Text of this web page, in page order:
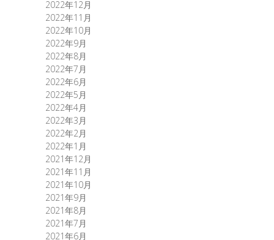
2022年12月
2022年11月
2022年10月
2022年9月
2022年8月
2022年7月
2022年6月
2022年5月
2022年4月
2022年3月
2022年2月
2022年1月
2021年12月
2021年11月
2021年10月
2021年9月
2021年8月
2021年7月
2021年6月